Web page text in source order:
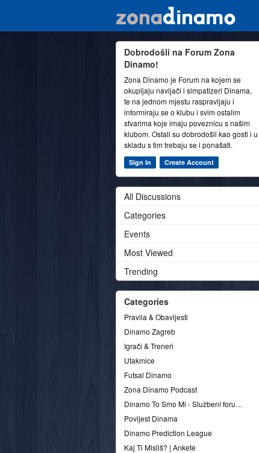
Dobrodošli na Forum Zona
Dinamo!
Zona Dinamo je Forum na kojem se
okupljaju navijači i simpatizeri Dinama,
te na jednom mjestu raspravljaju i
informiraju se o klubu i svim ostalim
stvarima koje imaju poveznicu s našim
klubom. Ostali su dobrodošli kao gosti i u
skladu s tim trebaju se i ponašati.
Sign In Create Account
All Discussions
Categories
Events
Most Viewed
Trending
Categories
Pravila & Obavijesti
Dinamo Zagreb
Igrači & Treneri
Utakmice
Futsal Dinamo
Zona Dinamo Podcast
Dinamo To Smo Mi - Službeni forum udruge
Povijest Dinama
Dinamo Prediction League
Kaj Ti Misliš? | Ankete